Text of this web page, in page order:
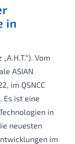
in
Vom
ASIAN
im QSNCC
Es ist eine
in
neuesten
im